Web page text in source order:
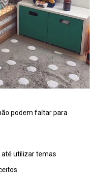
podem faltar para
até utilizar temas